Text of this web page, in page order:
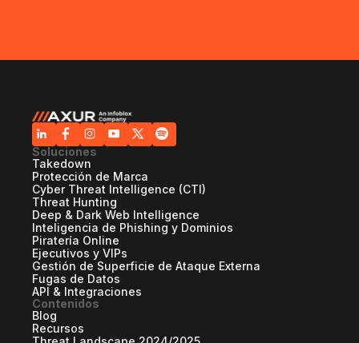
Soluciones
Takedown
Protección de Marca
Cyber Threat Intelligence (CTI)
Threat Hunting
Deep & Dark Web Intelligence
Inteligencia de Phishing y Dominios
Piratería Online
Ejecutivos y VIPs
Gestión de Superficie de Ataque Externa
Fugas de Datos
API & Integraciones
Contenidos
Blog
Recursos